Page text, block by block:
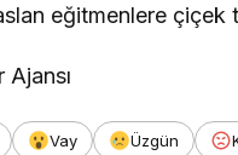
eğitmenlere çiçek
Vay Üzgün